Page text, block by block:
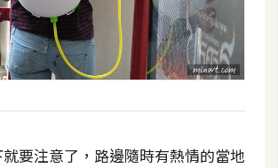
要注意了，路邊隨時有熱情的當地